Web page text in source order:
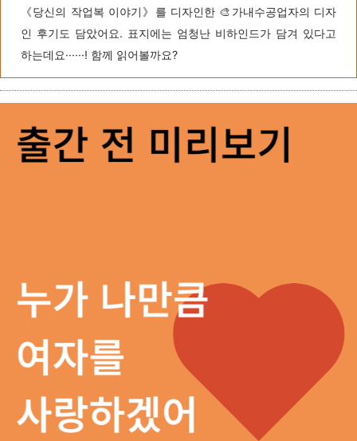
《당신의 작업복 이야기》를 디자인한 🎨가내수공업자의 디자
인 후기도 담았어요. 표지에는 엄청난 비하인드가 담겨 있다고
하는데요······! 함께 읽어볼까요?